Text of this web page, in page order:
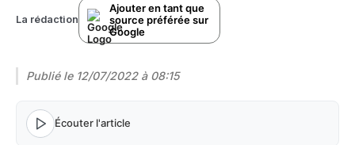
La rédaction
Ajouter en tant que
source préférée sur
Google
Publié le 12/07/2022 à 08:15
Écouter l'article